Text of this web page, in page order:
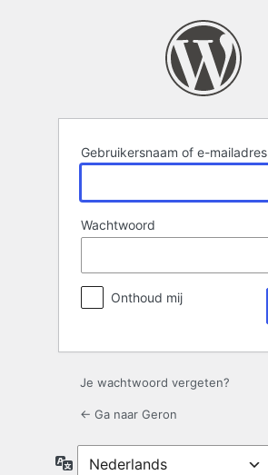
Gebruikersnaam of e-mailadres
Wachtwoord
Onthoud mij
Je wachtwoord vergeten?
← Ga naar Geron
Taal